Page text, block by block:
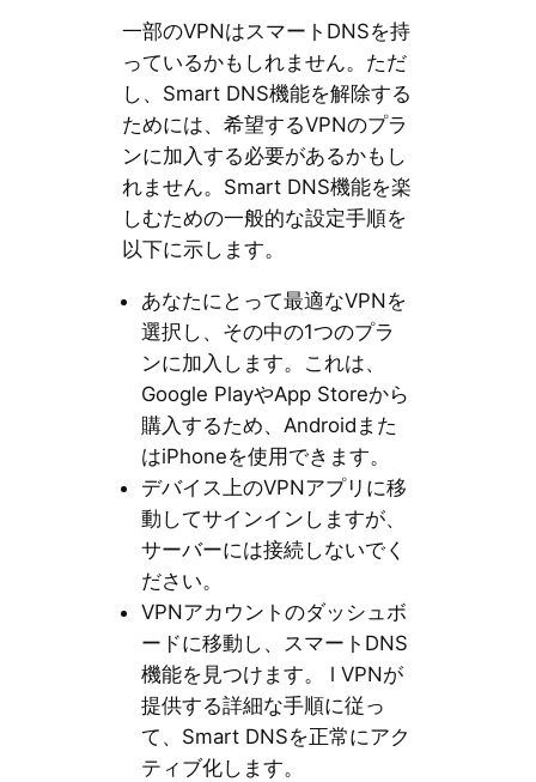
一部のVPNはスマートDNSを持
っているかもしれません。ただ
し、Smart DNS機能を解除する
ためには、希望するVPNのプラ
ンに加入する必要があるかもし
れません。Smart DNS機能を楽
しむための一般的な設定手順を
以下に示します。
あなたにとって最適なVPNを
選択し、その中の1つのプラ
ンに加入します。これは、
Google PlayやApp Storeから
購入するため、Androidまた
はiPhoneを使用できます。
デバイス上のVPNアプリに移
動してサインインしますが、
サーバーには接続しないでく
ださい。
VPNアカウントのダッシュボ
ードに移動し、スマートDNS
機能を見つけます。 l VPNが
提供する詳細な手順に従っ
て、Smart DNSを正常にアク
ティブ化します。